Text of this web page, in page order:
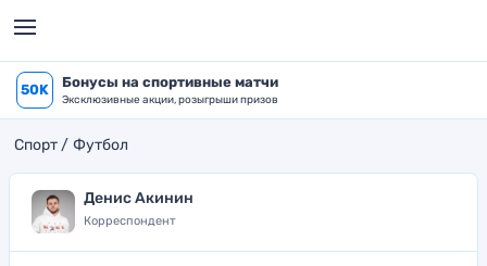
50K Бонусы на спортивные матчи
Эксклюзивные акции, розыгрыши призов
Спорт Футбол
Денис Акинин
Корреспондент